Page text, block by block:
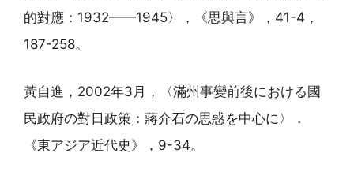
的對應：1932——1945〉，《思與言》，41-4，
187-258。
黃自進，2002年3月，〈滿州事變前後における國
民政府の對日政策：蔣介石の思惑を中心に〉，
《東アジア近代史》，9-34。